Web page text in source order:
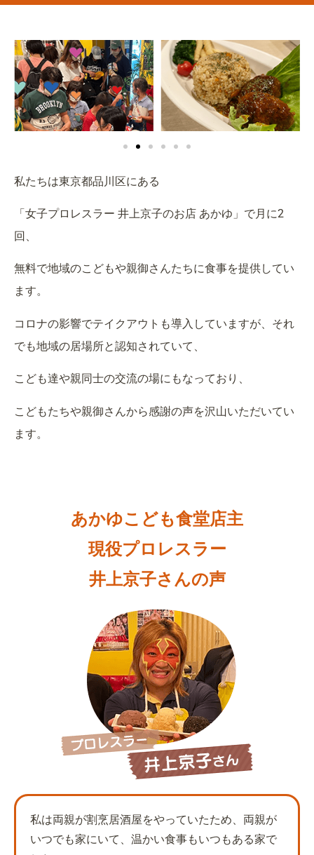
私たちは東京都品川区にある
「女子プロレスラー 井上京子のお店 あかゆ」で月に2
回、
無料で地域のこどもや親御さんたちに食事を提供してい
ます。
コロナの影響でテイクアウトも導入していますが、 それ
でも地域の居場所と認知されていて、
こども達や親同士の交流の場にもなっており、
こどもたちや親御さんから感謝の声を沢山いただいてい
ます。
あかゆこども食堂店主
現役プロレスラー
井上京子さんの声
私は両親が割烹居酒屋をやっていたため、両親が
いつでも家にいて、温かい食事もいつもある家で